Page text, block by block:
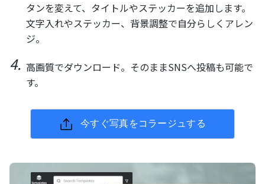
タンを変えて、タイトルやステッカーを追加します。
文字入れやステッカー、背景調整で自分らしくアレン
ジ。
高画質でダウンロード。そのままSNSへ投稿も可能で
す。
今すぐ写真をコラージュする